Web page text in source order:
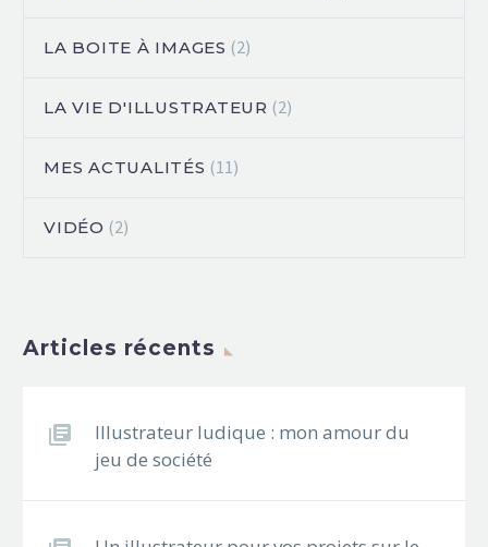
LA BOITE À IMAGES (2)
LA VIE D'ILLUSTRATEUR (2)
MES ACTUALITÉS (11)
VIDÉO (2)
Articles récents
Illustrateur ludique : mon amour du
jeu de société